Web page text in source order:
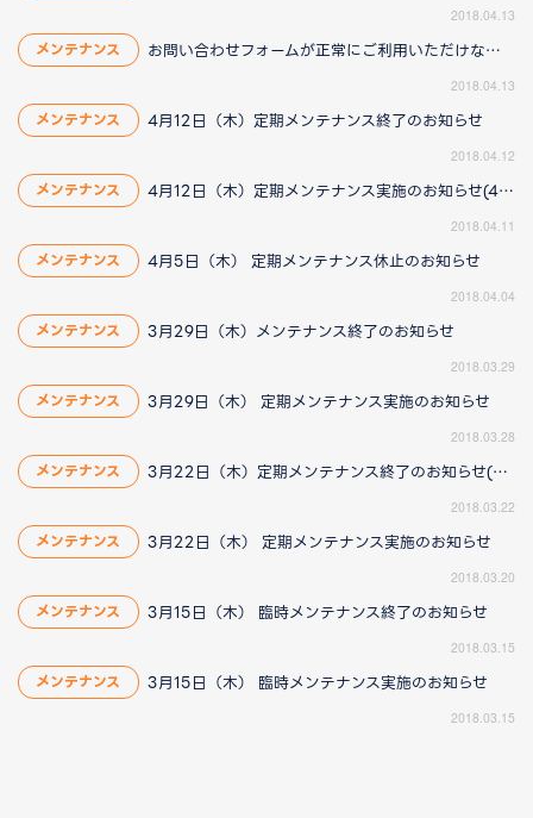
2018.04.13
メンテナンス お問い合わせフォームが正常にご利用いただけない問題に関して（4/13 12:00 更新）
2018.04.13
メンテナンス 4月12日（木）定期メンテナンス終了のお知らせ
2018.04.12
メンテナンス 4月12日（木）定期メンテナンス実施のお知らせ(4/12 12:33更新)
2018.04.11
メンテナンス 4月5日（木） 定期メンテナンス休止のお知らせ
2018.04.04
メンテナンス 3月29日（木）メンテナンス終了のお知らせ
2018.03.29
メンテナンス 3月29日（木） 定期メンテナンス実施のお知らせ
2018.03.28
メンテナンス 3月22日（木）定期メンテナンス終了のお知らせ(3/22 15:40更新)
2018.03.22
メンテナンス 3月22日（木） 定期メンテナンス実施のお知らせ
2018.03.20
メンテナンス 3月15日（木） 臨時メンテナンス終了のお知らせ
2018.03.15
メンテナンス 3月15日（木） 臨時メンテナンス実施のお知らせ
2018.03.15